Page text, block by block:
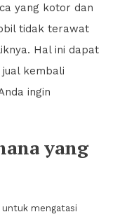
yang kotor dan
tidak terawat
Hal ini dapat
kembali
ingin
yang
mengatasi